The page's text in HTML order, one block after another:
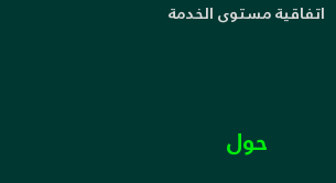
اتفاقية مستوى الخدمة
حول